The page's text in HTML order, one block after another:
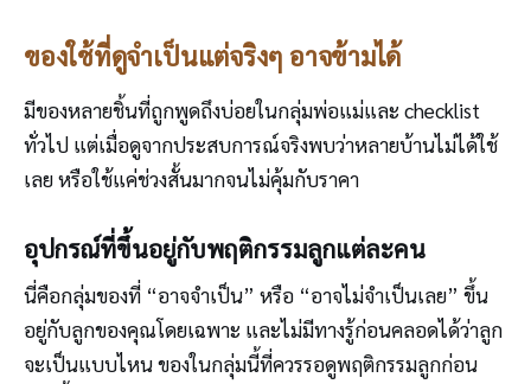
ของใช้ที่ดูจำเป็นแต่จริงๆ อาจข้ามได้
มีของหลายชิ้นที่ถูกพูดถึงบ่อยในกลุ่มพ่อแม่และ checklist
ทั่วไป แต่เมื่อดูจากประสบการณ์จริงพบว่าหลายบ้านไม่ได้ใช้
เลย หรือใช้แค่ช่วงสั้นมากจนไม่คุ้มกับราคา
อุปกรณ์ที่ขึ้นอยู่กับพฤติกรรมลูกแต่ละคน
นี่คือกลุ่มของที่ “อาจจำเป็น” หรือ “อาจไม่จำเป็นเลย” ขึ้น
อยู่กับลูกของคุณโดยเฉพาะ และไม่มีทางรู้ก่อนคลอดได้ว่าลูก
จะเป็นแบบไหน ของในกลุ่มนี้ที่ควรรอดูพฤติกรรมลูกก่อน